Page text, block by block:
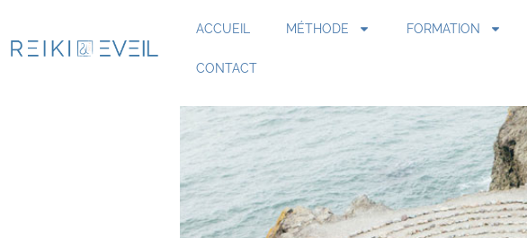
ACCUEIL MÉTHODE FORMATION
CONTACT